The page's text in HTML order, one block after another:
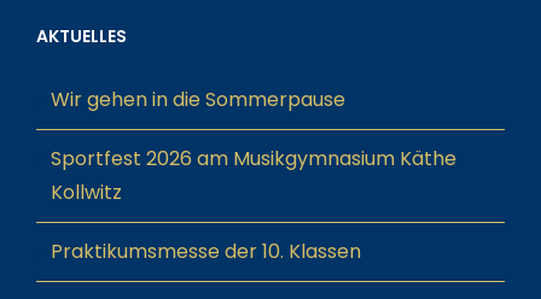
AKTUELLES
Wir gehen in die Sommerpause
Sportfest 2026 am Musikgymnasium Käthe
Kollwitz
Praktikumsmesse der 10. Klassen